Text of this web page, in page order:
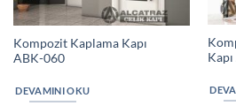
Kompozit Kaplama Kapı
ABK-060
DEVAMINI OKU